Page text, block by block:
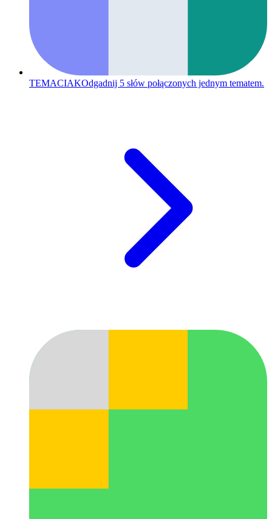
TEMACIAKOdgadnij 5 słów połączonych jednym tematem.